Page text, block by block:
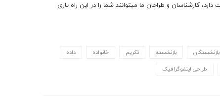
در صورتی که سازمان یا نهاد شما نیاز به طراحی یک اینفوگرافیک جذاب و متفاوت دارد، کارشناسان و طراحان ما می‎توانند شما را در این راه یاری
بازنشستگان بازنشسته تکریم خانواده داده
طراحی اینفوگرافیک